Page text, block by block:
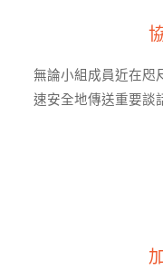
無論小組成員近在咫
速安全地傳送重要談